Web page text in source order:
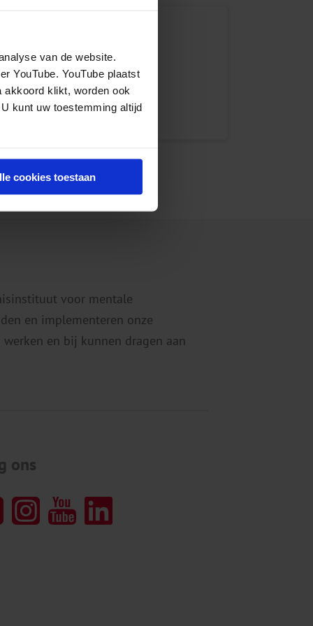
van de website.
YouTube. YouTube plaatst
akkoord klikt, worden ook
kunt uw toestemming altijd
cookies toestaan
voor mentale
en implementeren onze
en bij kunnen dragen aan
ons